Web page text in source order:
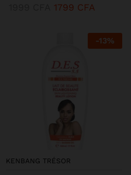
1799 CFA
-13%
KENBANG TRÉSOR